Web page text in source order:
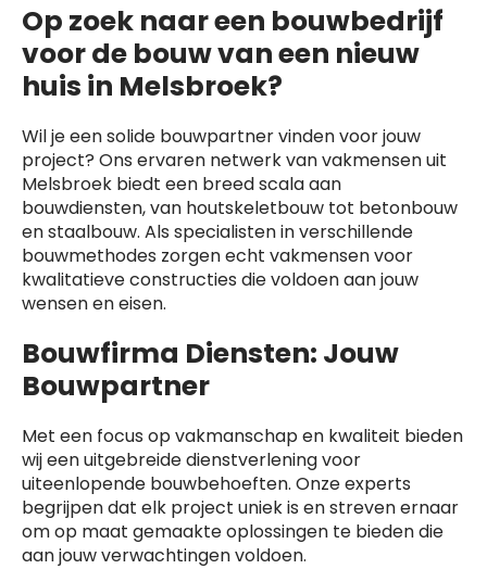
Op zoek naar een bouwbedrijf
voor de bouw van een nieuw
huis in Melsbroek?
Wil je een solide bouwpartner vinden voor jouw
project? Ons ervaren netwerk van vakmensen uit
Melsbroek biedt een breed scala aan
bouwdiensten, van houtskeletbouw tot betonbouw
en staalbouw. Als specialisten in verschillende
bouwmethodes zorgen echt vakmensen voor
kwalitatieve constructies die voldoen aan jouw
wensen en eisen.
Bouwfirma Diensten: Jouw
Bouwpartner
Met een focus op vakmanschap en kwaliteit bieden
wij een uitgebreide dienstverlening voor
uiteenlopende bouwbehoeften. Onze experts
begrijpen dat elk project uniek is en streven ernaar
om op maat gemaakte oplossingen te bieden die
aan jouw verwachtingen voldoen.